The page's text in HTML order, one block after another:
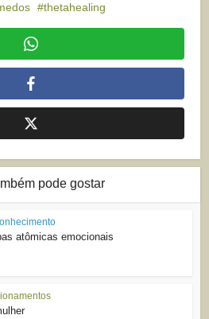
thetahealing
pode gostar
atômicas emocionais